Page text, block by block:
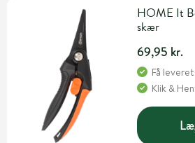
HOME It
skær
69,95 kr.
Få leveret
Klik &